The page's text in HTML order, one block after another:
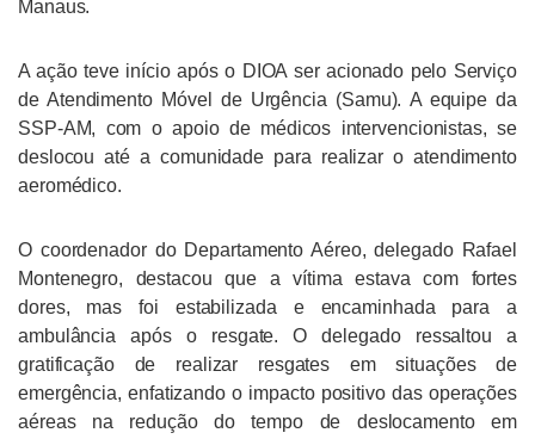
Manaus.
A ação teve início após o DIOA ser acionado pelo Serviço
de Atendimento Móvel de Urgência (Samu). A equipe da
SSP-AM, com o apoio de médicos intervencionistas, se
deslocou até a comunidade para realizar o atendimento
aeromédico.
O coordenador do Departamento Aéreo, delegado Rafael
Montenegro, destacou que a vítima estava com fortes
dores, mas foi estabilizada e encaminhada para a
ambulância após o resgate. O delegado ressaltou a
gratificação de realizar resgates em situações de
emergência, enfatizando o impacto positivo das operações
aéreas na redução do tempo de deslocamento em